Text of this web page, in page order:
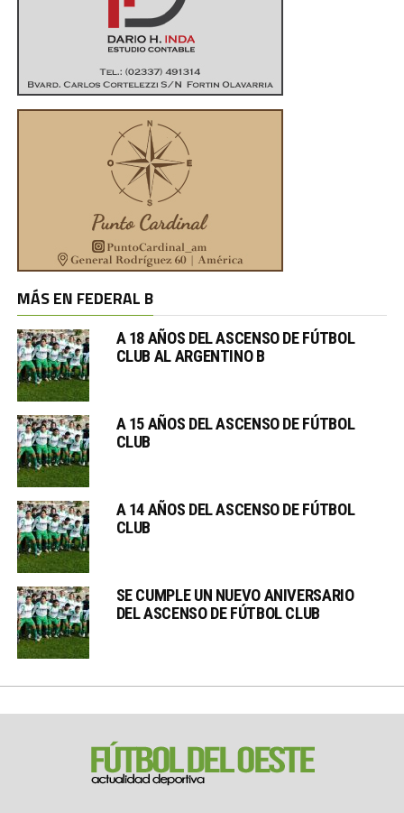
MÁS EN FEDERAL B
A 18 AÑOS DEL ASCENSO DE FÚTBOL
CLUB AL ARGENTINO B
A 15 AÑOS DEL ASCENSO DE FÚTBOL
CLUB
A 14 AÑOS DEL ASCENSO DE FÚTBOL
CLUB
SE CUMPLE UN NUEVO ANIVERSARIO
DEL ASCENSO DE FÚTBOL CLUB